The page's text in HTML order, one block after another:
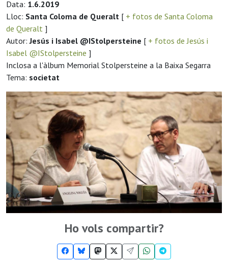
Data: 1.6.2019
Lloc: Santa Coloma de Queralt [ + fotos de Santa Coloma
de Queralt ]
Autor:Jesús i Isabel @IStolpersteine [ + fotos de Jesús i
Isabel @IStolpersteine ]
Inclosa a l'àlbum Memorial Stolpersteine a la Baixa Segarra
Tema: societat
Ho vols compartir?